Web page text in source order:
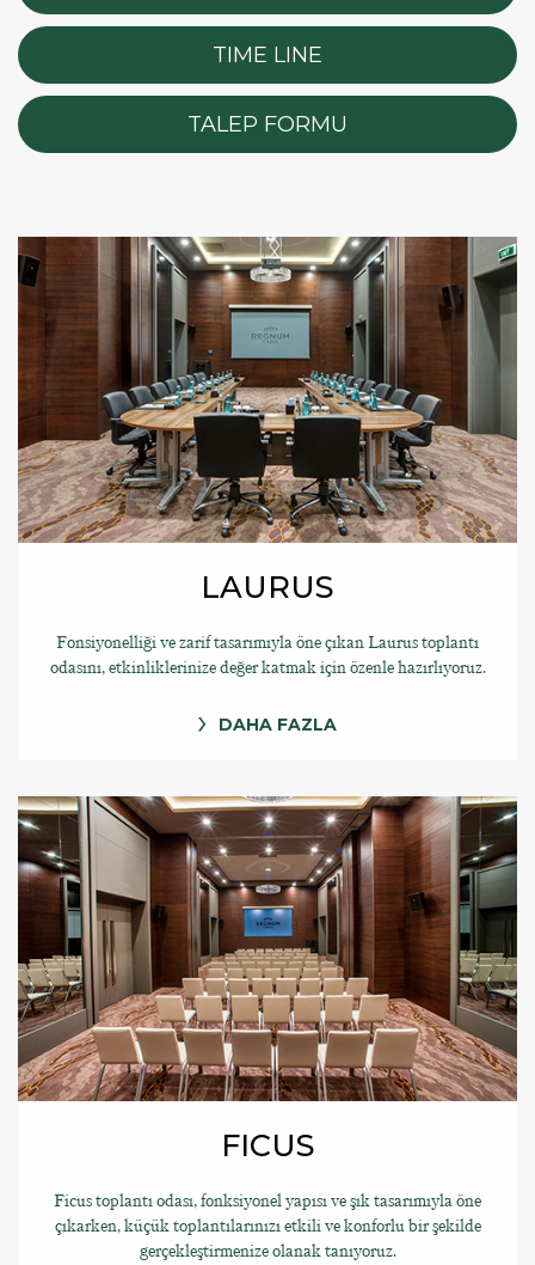
TIME LINE
TALEP FORMU
LAURUS
Fonsiyonelliği ve zarif tasarımıyla öne çıkan Laurus toplantı
odasını, etkinliklerinize değer katmak için özenle hazırlıyoruz.
DAHA FAZLA
FICUS
Ficus toplantı odası, fonksiyonel yapısı ve şık tasarımıyla öne
çıkarken, küçük toplantılarınızı etkili ve konforlu bir şekilde
gerçekleştirmenize olanak tanıyoruz.